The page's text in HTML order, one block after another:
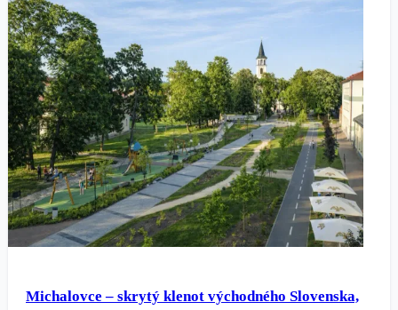
Michalovce – skrytý klenot východného Slovenska,